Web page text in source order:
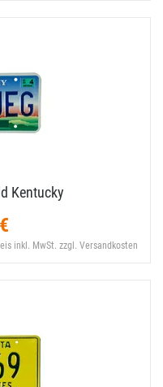
Kentucky
inkl. MwSt. zzgl. Versandkosten